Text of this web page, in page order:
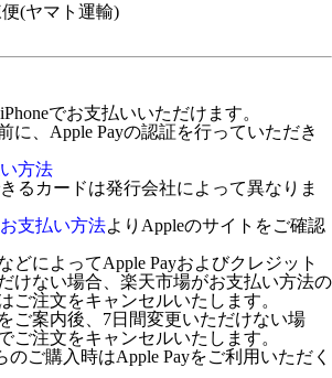
(ヤマト運輸)
でお支払いいただけます。
に、Apple Payの認証を行っていただき
方法
るカードは発行会社によって異なりま
支払い方法よりAppleのサイトをご確認
どによってApple Payおよびクレジット
けない場合、楽天市場がお支払い方法の
ご注文をキャンセルいたします。
ご案内後、7日間変更いただけない場
ご注文をキャンセルいたします。
のご購入時はApple Payをご利用いただく